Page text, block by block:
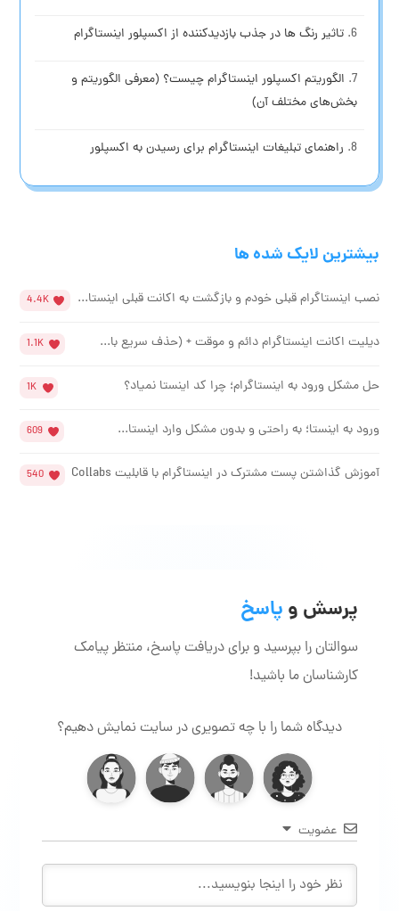
تاثیر رنگ ها در جذب بازدیدکننده از اکسپلور اینستاگرام
الگوریتم اکسپلور اینستاگرام چیست؟ (معرفی الگوریتم و
بخش‌های مختلف آن)
راهنمای تبلیغات اینستاگرام برای رسیدن به اکسپلور
بیشترین لایک شده ها
نصب اینستاگرام قبلی خودم و بازگشت به اکانت قبلی اینستا... 4.4K
دیلیت اکانت اینستاگرام دائم و موقت + (حذف سریع با... 1.1K
حل مشکل ورود به اینستاگرام؛ چرا کد اینستا نمیاد؟ 1K
ورود به اینستا؛ به راحتی و بدون مشکل وارد اینستا... 609
آموزش گذاشتن پست مشترک در اینستاگرام با قابلیت Collabs 540
پرسش و پاسخ
سوالتان را بپرسید و برای دریافت پاسخ، منتظر پیامک
کارشناسان ما باشید!
دیدگاه شما را با چه تصویری در سایت نمایش دهیم؟
عضویت